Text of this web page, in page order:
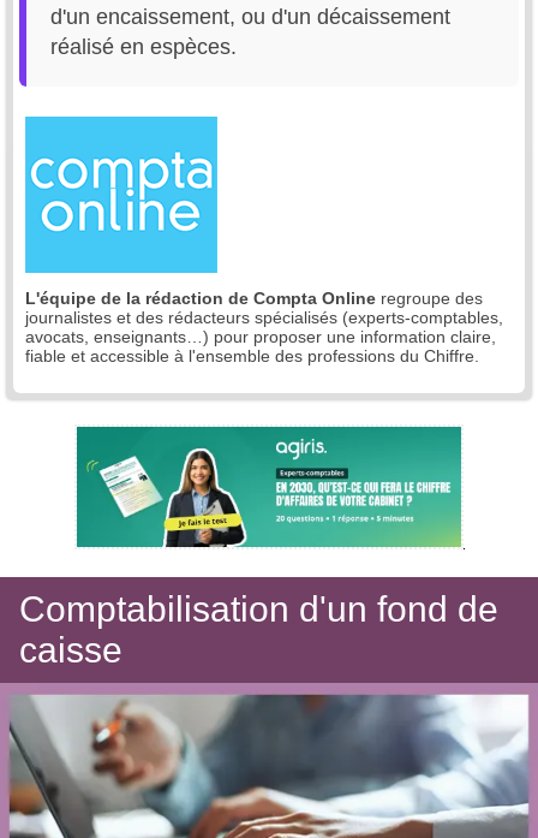
d'un encaissement, ou d'un décaissement
réalisé en espèces.
L'équipe de la rédaction de Compta Online regroupe des
journalistes et des rédacteurs spécialisés (experts-comptables,
avocats, enseignants…) pour proposer une information claire,
fiable et accessible à l'ensemble des professions du Chiffre.
Comptabilisation d'un fond de
caisse